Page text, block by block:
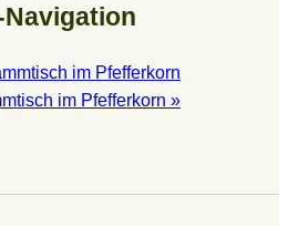
im Pfefferkorn
im Pfefferkorn »